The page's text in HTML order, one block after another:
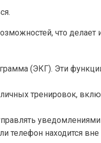
что делает
(ЭКГ). Эти
тренировок,
телефон находится вне